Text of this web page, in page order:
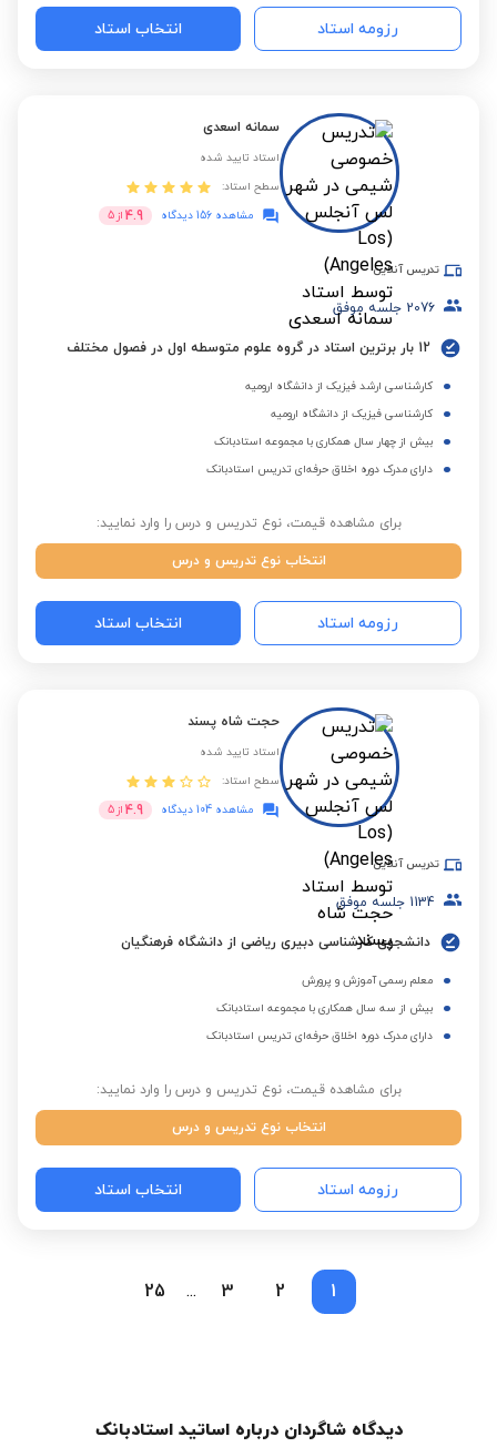
رزومه استاد انتخاب استاد
سمانه اسعدی
استاد تایید شده
سطح استاد:
مشاهده 156 دیدگاه
4.9 از 5
تدریس آنلاین
2076 جلسه موفق
12 بار برترین استاد در گروه علوم متوسطه اول در فصول مختلف
کارشناسی ارشد فیزیک از دانشگاه ارومیه
کارشناسی فیزیک از دانشگاه ارومیه
بیش از چهار سال همکاری با مجموعه استادبانک
دارای مدرک دوره اخلاق حرفه‌ای تدریس استادبانک
برای مشاهده قیمت، نوع تدریس و درس را وارد نمایید:
انتخاب نوع تدریس و درس
رزومه استاد انتخاب استاد
حجت شاه پسند
استاد تایید شده
سطح استاد:
مشاهده 104 دیدگاه
4.9 از 5
تدریس آنلاین
1134 جلسه موفق
دانشجوی کارشناسی دبیری ریاضی از دانشگاه فرهنگیان
معلم رسمی آموزش و پرورش
بیش از سه سال همکاری با مجموعه استادبانک
دارای مدرک دوره اخلاق حرفه‌ای تدریس استادبانک
برای مشاهده قیمت، نوع تدریس و درس را وارد نمایید:
انتخاب نوع تدریس و درس
رزومه استاد انتخاب استاد
1
2
3
...
25
دیدگاه شاگردان درباره اساتید استادبانک